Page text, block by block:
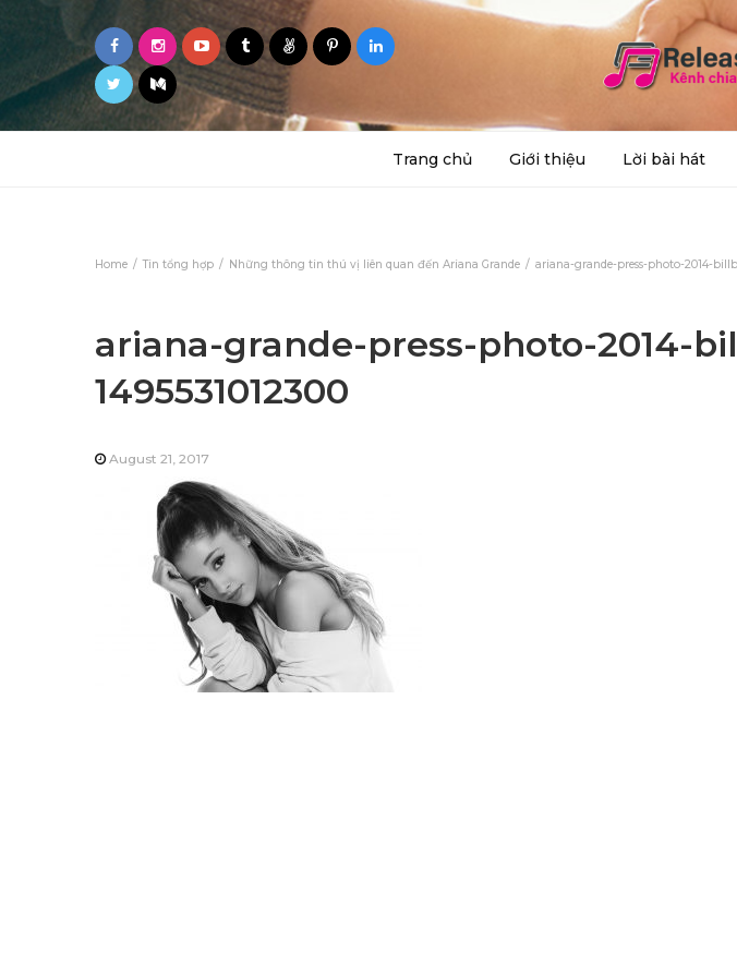
Trang chủ Giới thiệu Lời bài hát
Home Tin tổng hợp Những thông tin thú vị liên quan đến Ariana Grande ariana-grande-press-photo-2014-
ariana-grande-press-photo-2014-
1495531012300
August 21, 2017